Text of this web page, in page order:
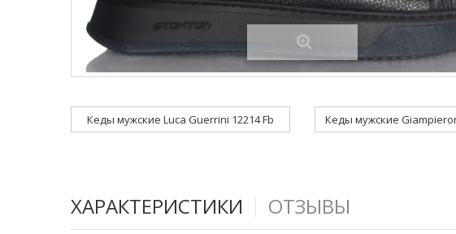
Кеды мужские Luca Guerrini 12214 Fb
ХАРАКТЕРИСТИКИ ОТЗЫВЫ